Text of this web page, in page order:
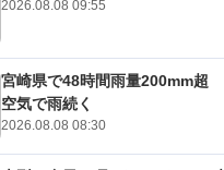
2026.08.08 09:55
宮崎県で48時間雨量200mm超
空気で雨続く
2026.08.08 08:30